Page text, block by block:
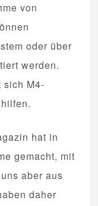
von
oder über
werden.
sich M4-
hat in
gemacht, mit
aber aus
daher